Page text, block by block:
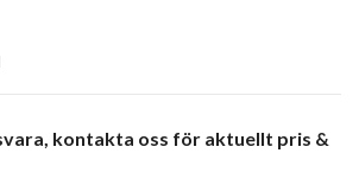
kontakta oss för aktuellt pris &